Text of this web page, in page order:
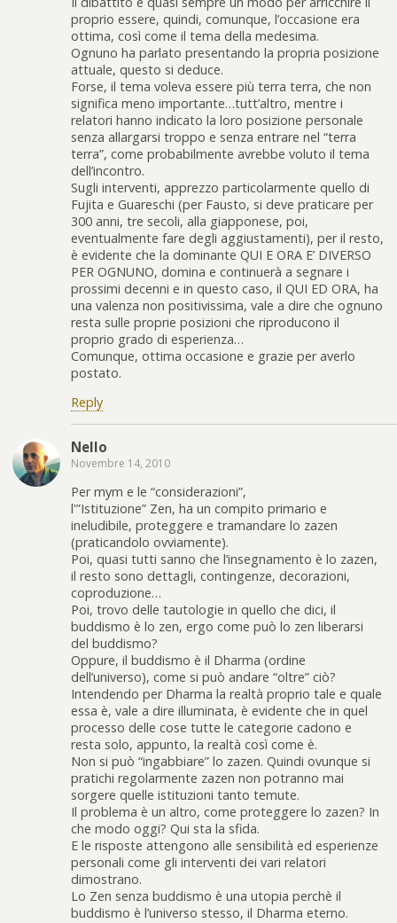
proprio essere, quindi, comunque, l’occasione era
ottima, così come il tema della medesima.
Ognuno ha parlato presentando la propria posizione
attuale, questo si deduce.
Forse, il tema voleva essere più terra terra, che non
significa meno importante…tutt’altro, mentre i
relatori hanno indicato la loro posizione personale
senza allargarsi troppo e senza entrare nel “terra
terra”, come probabilmente avrebbe voluto il tema
dell’incontro.
Sugli interventi, apprezzo particolarmente quello di
Fujita e Guareschi (per Fausto, si deve praticare per
300 anni, tre secoli, alla giapponese, poi,
eventualmente fare degli aggiustamenti), per il resto,
è evidente che la dominante QUI E ORA E’ DIVERSO
PER OGNUNO, domina e continuerà a segnare i
prossimi decenni e in questo caso, il QUI ED ORA, ha
una valenza non positivissima, vale a dire che ognuno
resta sulle proprie posizioni che riproducono il
proprio grado di esperienza…
Comunque, ottima occasione e grazie per averlo
postato.
Reply
Nello
Novembre 14, 2010
Per mym e le “considerazioni”,
l'”Istituzione” Zen, ha un compito primario e
ineludibile, proteggere e tramandare lo zazen
(praticandolo ovviamente).
Poi, quasi tutti sanno che l’insegnamento è lo zazen,
il resto sono dettagli, contingenze, decorazioni,
coproduzione…
Poi, trovo delle tautologie in quello che dici, il
buddismo è lo zen, ergo come può lo zen liberarsi
del buddismo?
Oppure, il buddismo è il Dharma (ordine
dell’universo), come si può andare “oltre” ciò?
Intendendo per Dharma la realtà proprio tale e quale
essa è, vale a dire illuminata, è evidente che in quel
processo delle cose tutte le categorie cadono e
resta solo, appunto, la realtà così come è.
Non si può “ingabbiare” lo zazen. Quindi ovunque si
pratichi regolarmente zazen non potranno mai
sorgere quelle istituzioni tanto temute.
Il problema è un altro, come proteggere lo zazen? In
che modo oggi? Qui sta la sfida.
E le risposte attengono alle sensibilità ed esperienze
personali come gli interventi dei vari relatori
dimostrano.
Lo Zen senza buddismo è una utopia perchè il
buddismo è l’universo stesso, il Dharma eterno.